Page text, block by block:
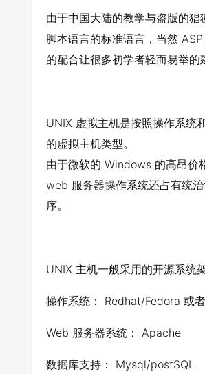
由于中国大陆的教学与盗版的
脚本语言的标准语言，当然
的配合让很多初学者轻而易举的
UNIX 虚拟主机是按照操作系统
的虚拟主机类型。
由于微软的 Windows 的高昂价
web 服务器操作系统还占有统
序。
UNIX 主机一般采用的开源系统
操作系统： Redhat/Fedora 或
Web 服务器系统： Apache
数据库支持： Mysql/postSQL